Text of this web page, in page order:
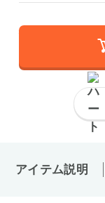
アイテム説明